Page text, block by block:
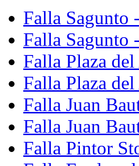
Falla Sagunto
Falla Sagunto
Falla Plaza
Falla Plaza
Falla Juan
Falla Juan
Falla Pintor